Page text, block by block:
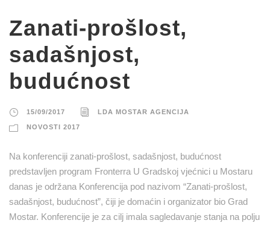
Zanati-prošlost,
sadašnjost,
budućnost
15/09/2017 LDA MOSTAR AGENCIJA
NOVOSTI 2017
Na konferenciji zanati-prošlost, sadašnjost, budućnost
predstavljen program Fronterra U Gradskoj vjećnici u Mostaru
danas je održana Konferencija pod nazivom “Zanati-prošlost,
sadašnjost, budućnost”, čiji je domaćin i organizator bio Grad
Mostar. Konferencije je za cilj imala sagledavanje stanja na polju